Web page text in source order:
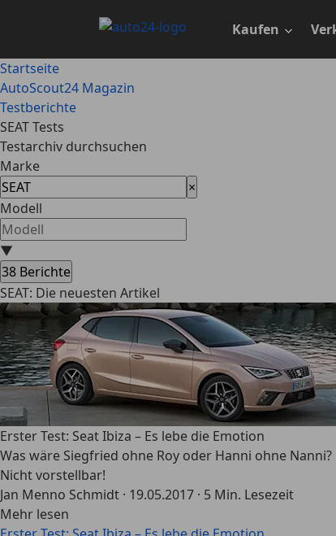
Kaufen
Startseite
AutoScout24 Magazin
Testberichte
SEAT Tests
Testarchiv durchsuchen
Marke
×
Modell
▼
38 Berichte
SEAT: Die neuesten Artikel
Erster Test: Seat Ibiza – Es lebe die Emotion
Was wäre Siegfried ohne Roy oder Hanni ohne
Nicht vorstellbar!
Jan Menno Schmidt · 19.05.2017 · 5 Min. Lesezeit
Mehr lesen